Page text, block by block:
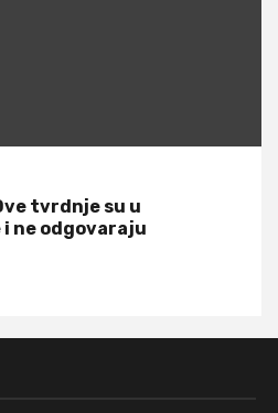
tvrdnje su u
ne odgovaraju